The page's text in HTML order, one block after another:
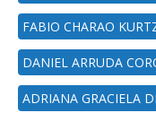
FABIO CHARAO
DANIEL ARRUDA
ADRIANA GRACIELA